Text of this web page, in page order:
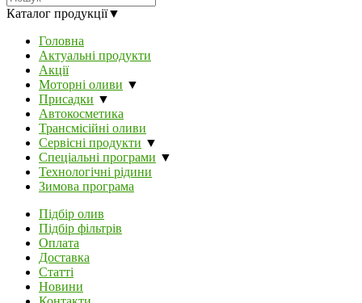
Каталог продукції▼
Головна
Актуальні продукти
Акції
Моторні оливи ▼
Присадки ▼
Автокосметика
Трансмісійні оливи
Сервісні продукти ▼
Спеціальні програми ▼
Технологічні рідини
Зимова програма
Підбір олив
Підбір фільтрів
Оплата
Доставка
Статті
Новини